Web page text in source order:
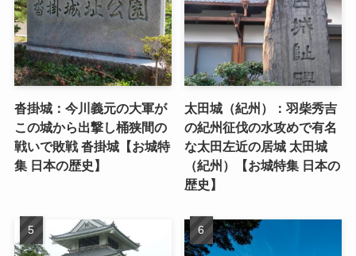
沓掛城：今川義元の大軍が
この城から出撃し桶狭間の
戦いで敗戦 沓掛城【お城特
集 日本の歴史】
太田城（紀州）：羽柴秀吉
の紀州征伐の水攻めで有名
な太田左近の居城 太田城
（紀州）【お城特集 日本の
歴史】